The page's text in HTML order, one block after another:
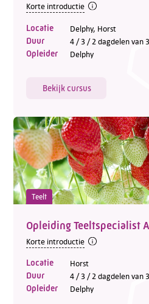
Korte introductie
Locatie Delphy, Horst
Duur 4 / 3 / 2 dagdelen van
Opleider Delphy
Bekijk cursus
Teelt
Opleiding Teeltspecialist
Korte introductie
Locatie Horst
Duur 4 / 3 / 2 dagdelen van
Opleider Delphy